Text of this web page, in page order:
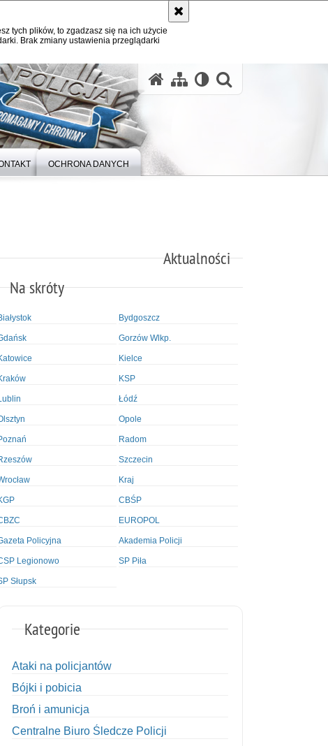
tych plików, to zgadzasz się na ich użycie
Brak zmiany ustawienia przeglądarki
OCHRONA DANYCH
Aktualności
Na skróty
Bydgoszcz
Gorzów Wlkp.
Kielce
KSP
Łódź
Opole
Radom
Szczecin
Kraj
CBŚP
EUROPOL
Policyjna Akademia Policji
Legionowo SP Piła
Słupsk
Kategorie
Ataki na policjantów
Bójki i pobicia
Broń i amunicja
Centralne Biuro Śledcze Policji